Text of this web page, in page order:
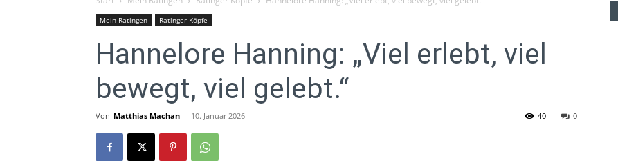
Mein Ratingen Ratinger Köpfe
Hannelore Hanning: „Viel erlebt, viel
bewegt, viel gelebt.“
Von Matthias Machan - 10. Januar 2026 0
40